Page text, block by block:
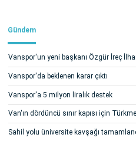
Gündem
Vanspor'un yeni başkanı Özgür İreç
Vanspor'da beklenen karar çıktı
Vanspor'a 5 milyon liralık destek
Van'ın dördüncü sınır kapısı için
Sahil yolu üniversite kavşağı